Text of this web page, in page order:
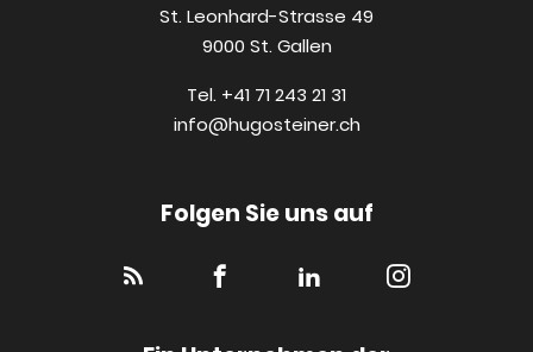
St. Leonhard-Strasse 49
9000 St. Gallen
Tel. +41 71 243 21 31
info@hugosteiner.ch
Folgen Sie uns auf